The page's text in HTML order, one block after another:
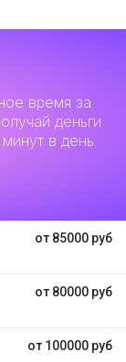
время за
деньги
в день
от 85000 руб
от 80000 руб
от 100000 руб